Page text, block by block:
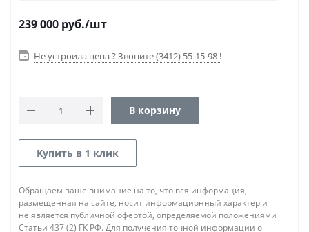
239 000 руб./шт
Не устроила цена ? Звоните (3412) 55-15-98 !
В корзину
Купить в 1 клик
Обращаем ваше внимание на то, что вся информация,
размещенная на сайте, носит информационный характер и
не является публичной офертой, определяемой положениями
Статьи 437 (2) ГК РФ. Для получения точной информации о